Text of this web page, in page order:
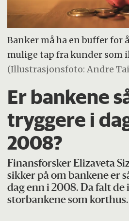
Banker må ha en buffer for
mulige tap fra kunder som
(Illustrasjonsfoto: Andre
Er bankene
tryggere i
2008?
Finansforsker Elizaveta
sikker på om bankene er
dag enn i 2008. Da falt
storbankene som korthus.